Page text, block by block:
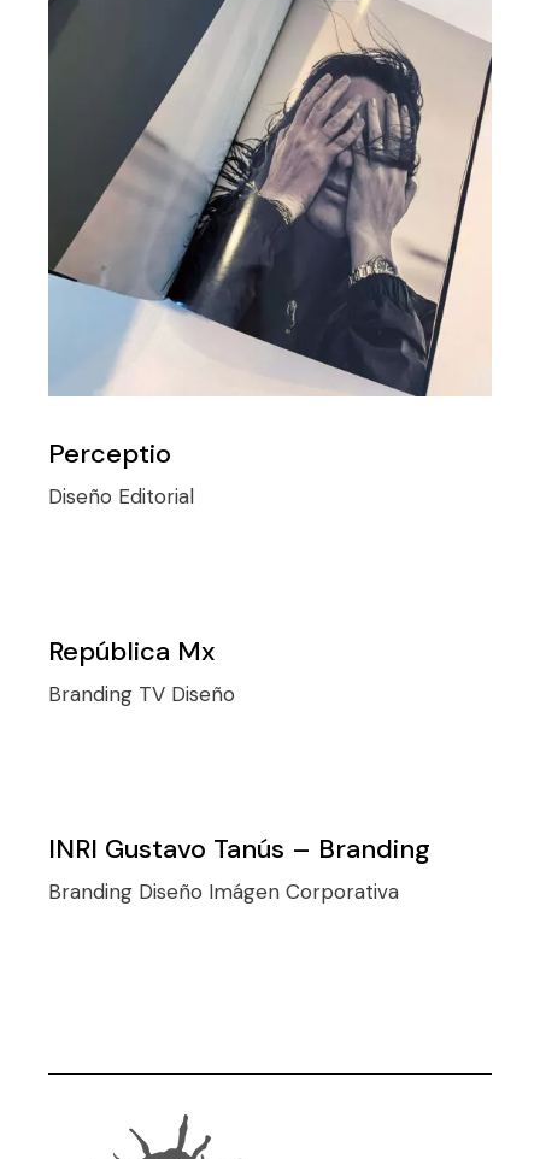
Perceptio
Diseño Editorial
República Mx
Branding TV Diseño
INRI Gustavo Tanús – Branding
Branding Diseño Imágen Corporativa